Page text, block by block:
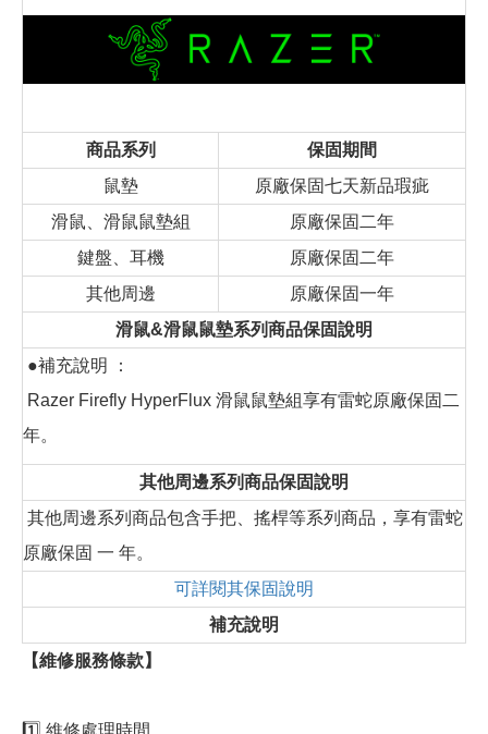
商品系列
保固期間
鼠墊
原廠保固七天新品瑕疵
滑鼠、滑鼠鼠墊組
原廠保固二年
鍵盤、耳機
原廠保固二年
其他周邊
原廠保固一年
滑鼠&滑鼠鼠墊系列商品保固說明
●補充說明 ：
Razer Firefly HyperFlux 滑鼠鼠墊組享有雷蛇原廠保固二
年。
其他周邊系列商品保固說明
其他周邊系列商品包含手把、搖桿等系列商品，享有雷蛇
原廠保固 一 年。
可詳閱其保固說明
補充說明
【維修服務條款】
1️⃣ 維修處理時間